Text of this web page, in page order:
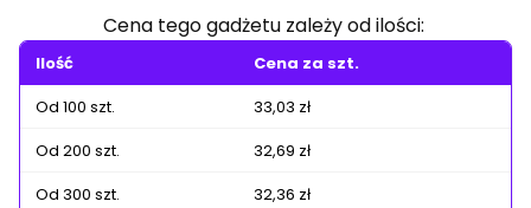
Cena tego gadżetu zależy od ilości:
Ilość
Cena za szt.
Od 100 szt.
33,03 zł
Od 200 szt.
32,69 zł
Od 300 szt.
32,36 zł